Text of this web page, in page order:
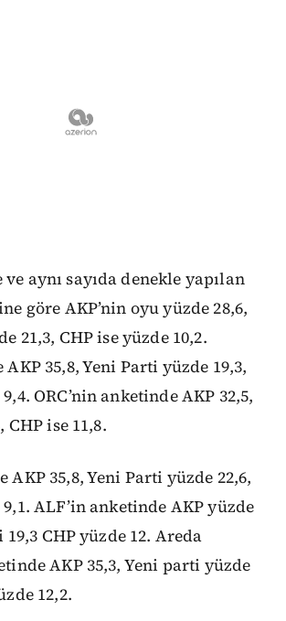
aynı sayıda denekle yapılan
göre AKP’nin oyu yüzde 28,6,
21,3, CHP ise yüzde 10,2.
AKP 35,8, Yeni Parti yüzde 19,3,
ORC’nin anketinde AKP 32,5,
ise 11,8.
AKP 35,8, Yeni Parti yüzde 22,6,
ALF’in anketinde AKP yüzde
19,3 CHP yüzde 12. Areda
AKP 35,3, Yeni parti yüzde
12,2.